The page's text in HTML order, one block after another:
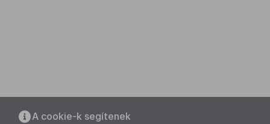
A cookie-k segítenek